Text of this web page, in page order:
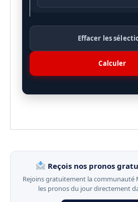
Effacer les
Calculer
Reçois nos pronos
Rejoins gratuitement la communauté
les pronos du jour directement